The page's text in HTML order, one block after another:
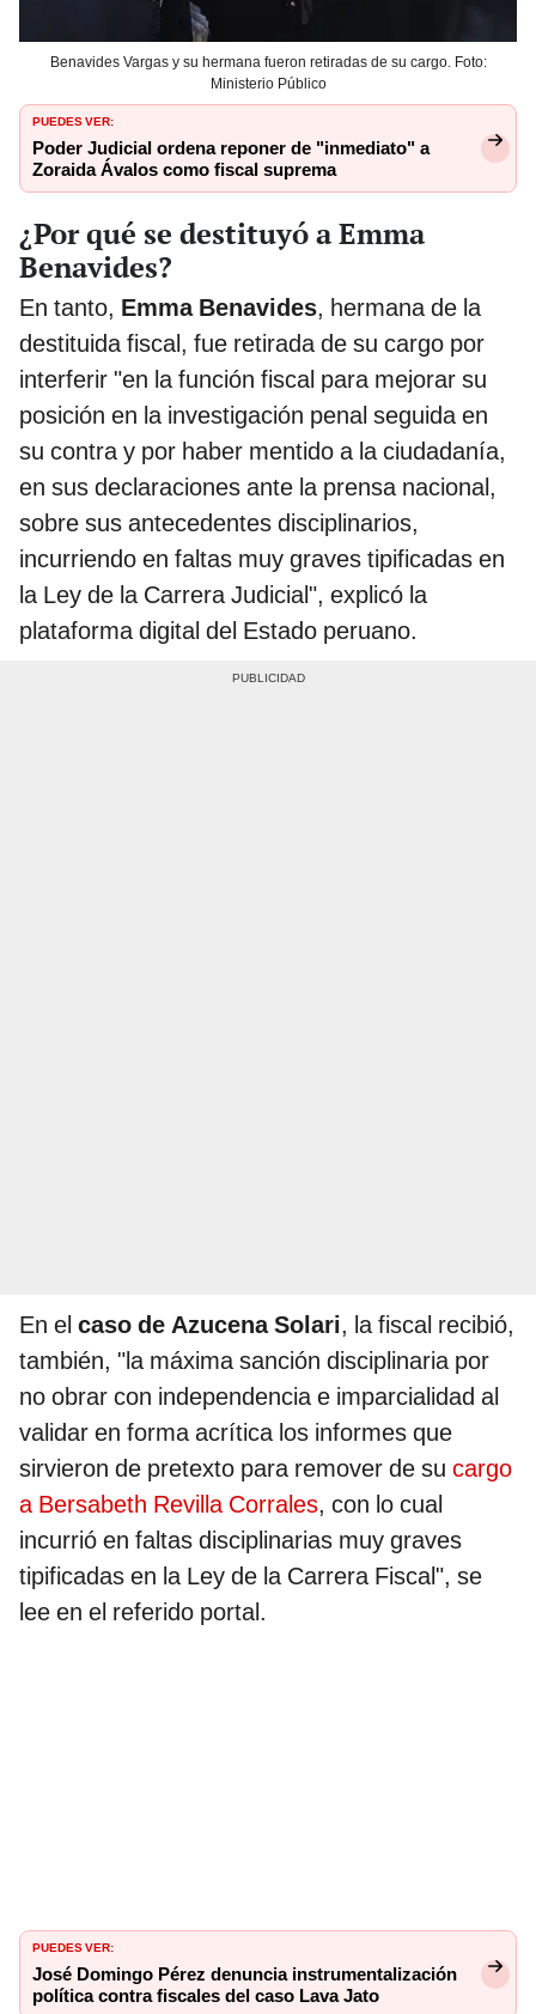
Benavides Vargas y su hermana fueron retiradas de su cargo. Foto:
Ministerio Público
PUEDES VER:
Poder Judicial ordena reponer de "inmediato" a
Zoraida Ávalos como fiscal suprema
¿Por qué se destituyó a Emma
Benavides?
En tanto, Emma Benavides, hermana de la
destituida fiscal, fue retirada de su cargo por
interferir "en la función fiscal para mejorar su
posición en la investigación penal seguida en
su contra y por haber mentido a la ciudadanía,
en sus declaraciones ante la prensa nacional,
sobre sus antecedentes disciplinarios,
incurriendo en faltas muy graves tipificadas en
la Ley de la Carrera Judicial", explicó la
plataforma digital del Estado peruano.
En el caso de Azucena Solari, la fiscal recibió,
también, "la máxima sanción disciplinaria por
no obrar con independencia e imparcialidad al
validar en forma acrítica los informes que
sirvieron de pretexto para remover de su cargo
a Bersabeth Revilla Corrales, con lo cual
incurrió en faltas disciplinarias muy graves
tipificadas en la Ley de la Carrera Fiscal", se
lee en el referido portal.
PUEDES VER:
José Domingo Pérez denuncia instrumentalización
política contra fiscales del caso Lava Jato